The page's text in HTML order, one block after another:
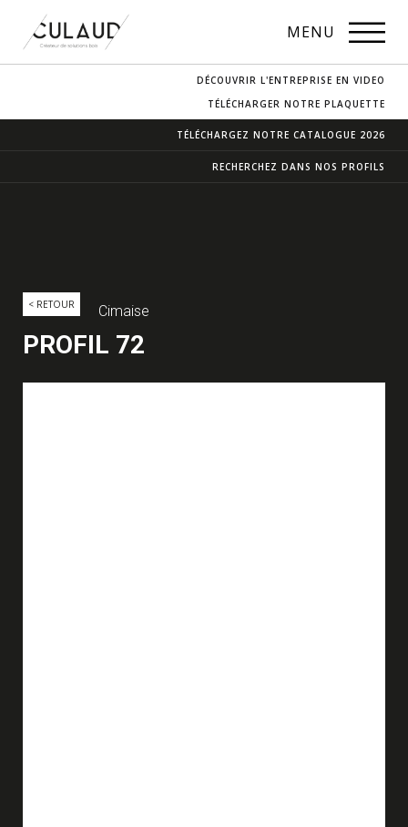
MENU
CONTACT & ACCÈS
DÉCOUVRIR L'ENTREPRISE EN VIDEO
TÉLÉCHARGER NOTRE PLAQUETTE
TÉLÉCHARGEZ NOTRE CATALOGUE 2026
RECHERCHEZ DANS NOS PROFILS
< RETOUR Cimaise
PROFIL 72